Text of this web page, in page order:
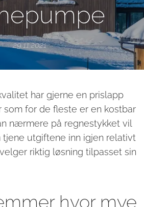
29.11.2021
har gjerne en prislapp
som for de fleste er en kostbar
nærmere på regnestykket vil
tjene utgiftene inn igjen relativt
riktig løsning tilpasset sin
hvor mye